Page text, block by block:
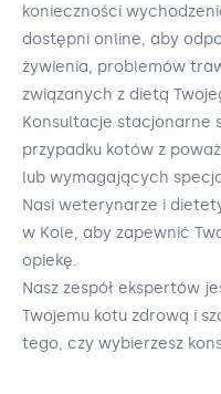
konieczności
dostępni online, aby
żywienia, problemów
związanych z dietą
Konsultacje stacjonarne
przypadku kotów z
lub wymagających
Nasi weterynarze i
w Kole, aby zapewnić
opiekę.
Nasz zespół ekspertów
Twojemu kotu zdrową i
tego, czy wybierzesz